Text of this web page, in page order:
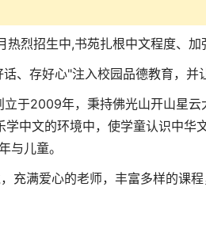
热烈招生中,书苑扎根中文程度、加
、存好心"注入校园品德教育，并
2009年，秉持佛光山开山星云
中文的环境中，使学童认识中华
与儿童。
满爱心的老师，丰富多样的课